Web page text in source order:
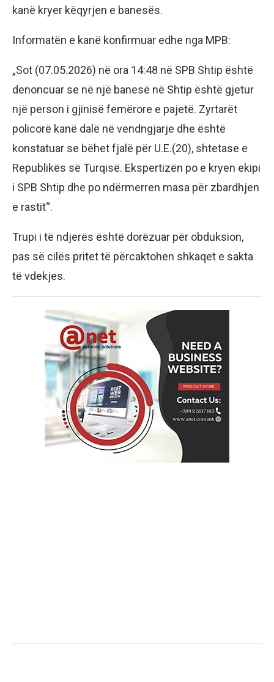
kanë kryer këqyrjen e banesës.
​Informatën e kanë konfirmuar edhe nga MPB:
​„Sot (07.05.2026) në ora 14:48 në SPB Shtip është
denoncuar se në një banesë në Shtip është gjetur
një person i gjinisë femërore e pajetë. Zyrtarët
policorë kanë dalë në vendngjarje dhe është
konstatuar se bëhet fjalë për U.E.(20), shtetase e
Republikës së Turqisë. Ekspertizën po e kryen ekipi
i SPB Shtip dhe po ndërmerren masa për zbardhjen
e rastit“.
​Trupi i të ndjerës është dorëzuar për obduksion,
pas së cilës pritet të përcaktohen shkaqet e sakta
të vdekjes.